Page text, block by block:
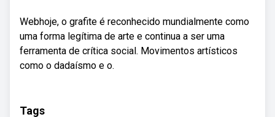
Webhoje, o grafite é reconhecido mundialmente como
uma forma legítima de arte e continua a ser uma
ferramenta de crítica social. Movimentos artísticos
como o dadaísmo e o.
Tags